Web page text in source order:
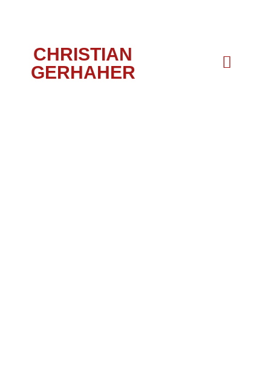
CHRISTIAN
GERHAHER